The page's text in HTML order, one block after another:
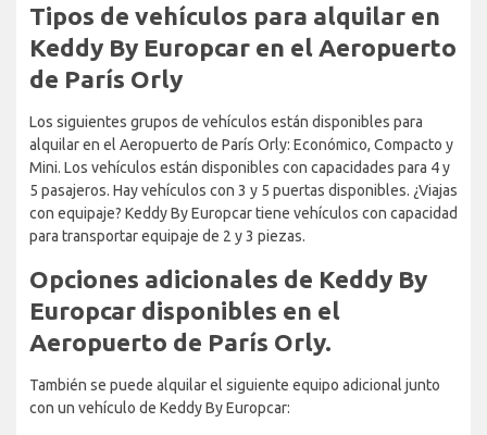
Tipos de vehículos para alquilar en
Keddy By Europcar en el Aeropuerto
de París Orly
Los siguientes grupos de vehículos están disponibles para
alquilar en el Aeropuerto de París Orly: Económico, Compacto y
Mini. Los vehículos están disponibles con capacidades para 4 y
5 pasajeros. Hay vehículos con 3 y 5 puertas disponibles. ¿Viajas
con equipaje? Keddy By Europcar tiene vehículos con capacidad
para transportar equipaje de 2 y 3 piezas.
Opciones adicionales de Keddy By
Europcar disponibles en el
Aeropuerto de París Orly.
También se puede alquilar el siguiente equipo adicional junto
con un vehículo de Keddy By Europcar: